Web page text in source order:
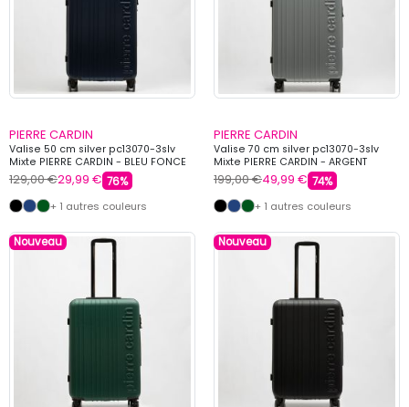
PIERRE CARDIN
Valise 50 cm silver pc13070-3slv
Mixte PIERRE CARDIN - BLEU FONCE
129,00 €29,99 € 76%
+ 1 autres couleurs
PIERRE CARDIN
Valise 70 cm silver pc13070-3slv
Mixte PIERRE CARDIN - ARGENT
199,00 €49,99 € 74%
+ 1 autres couleurs
Nouveau Nouveau